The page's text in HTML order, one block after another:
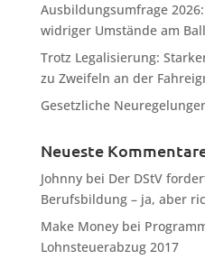
Ausbildungsumfrage
widriger Umstände am Ball
Trotz Legalisierung:
zu Zweifeln an der
Gesetzliche
Neueste
Johnnybei Der DStV
Berufsbildung – ja, aber
Make Moneybei
Lohnsteuerabzug 2017